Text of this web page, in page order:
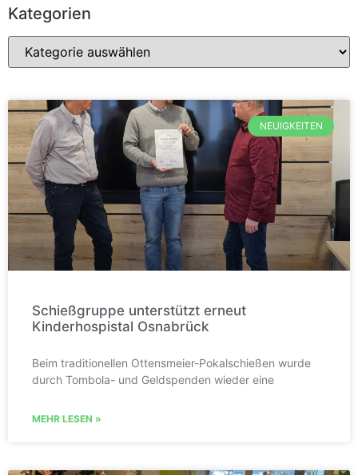
Kategorien
NEUIGKEITEN
Schießgruppe unterstützt erneut
Kinderhospistal Osnabrück
Beim traditionellen Ottensmeier-Pokalschießen wurde
durch Tombola- und Geldspenden wieder eine
MEHR LESEN »